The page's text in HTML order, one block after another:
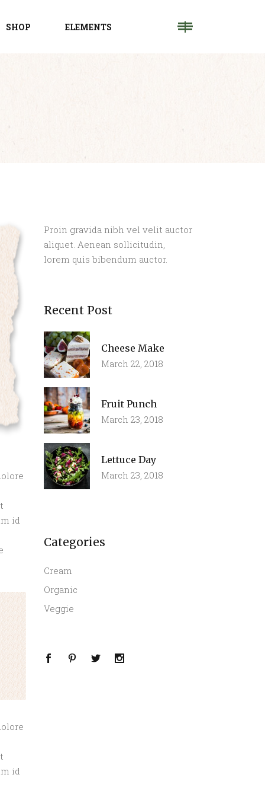
SHOP ELEMENTS
id
id
Proin gravida nibh vel velit auctor
aliquet. Aenean sollicitudin,
lorem quis bibendum auctor.
Recent Post
Cheese Make
March 22, 2018
Fruit Punch
March 23, 2018
Lettuce Day
March 23, 2018
Categories
Cream
Organic
Veggie